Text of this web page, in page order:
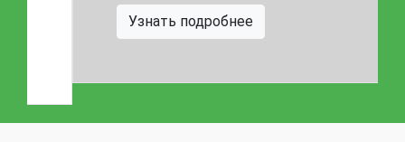
Свидетельство на ГБОУзнать подробнее